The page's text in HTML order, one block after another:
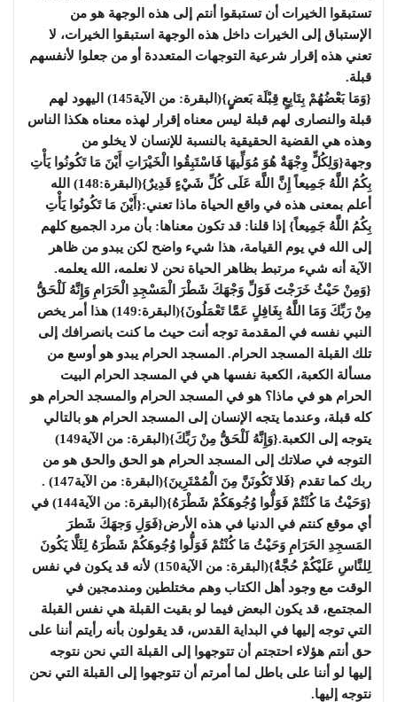
تستبقوا الخيرات أن تستبقوا أنتم إلى هذه الوجهة هو من
الإستباق إلى الخيرات داخل هذه الوجهة استبقوا الخيرات، لا
تعني هذه إقرار شرعية التوجهات المتعددة أو من جعلوا لأنفسهم
قبلة.
{وَمَا بَعْضُهُمْ بِتَابِعٍ قِبْلَة بَعضٍٍ}(البقرة: من الآية145) اليهود لهم
قبلة والنصارى لهم قبلة ليس معناه إقرار لهذه معناه هكذا الناس
وهذه هي القضية الحقيقية بالنسبة للإنسان لا يخلو من
وجهة{وَلِكُلٍّ وِجْهَةٌ هُوَ مُوَلِّيهَا فَاسْتَبِقُوا الْخَيْرَاتِ أَيْنَ مَا تَكُونُوا يَأْتِ
بِكُمُ اللَّهُ جَمِيعاً إِنَّ اللَّهَ عَلَى كُلِّ شَيْءٍ قَدِيرٌ}(البقرة:148) الله
أعلم بمعنى هذه في واقع الحياة ماذا تعني:{أَيْنَ مَا تَكُونُوا يَأْتِ
بِكُمُ اللَّهُ جَمِيعاً} إذا قلنا: قد تكون معناها: بأن مرد الجميع كلهم
إلى الله في يوم القيامة، هذا شيء واضح لكن يبدو من ظاهر
الآية أنه شيء مرتبط بظاهر الحياة نحن لا نعلمه، الله يعلمه.
{وَمِنْ حَيْثُ خَرَجْتَ فَوَلِّ وَجْهَكَ شَطْرَ الْمَسْجِدِ الْحَرَامِ وَإِنَّهُ لَلْحَقُّ
مِنْ رَبِّكَ وَمَا اللَّهُ بِغَافِلٍ عَمَّا تَعْمَلُونَ}(البقرة:149) هذا أمر يخص
النبي نفسه في المقدمة توجه أنت حيث ما كنت بانصرافك إلى
تلك القبلة المسجد الحرام. المسجد الحرام يبدو هو أوسع من
مسألة الكعبة، الكعبة نفسها هي في المسجد الحرام البيت
الحرام هو في ماذا؟ هو في المسجد الحرام والمسجد الحرام هو
كله قبلة، وعندما يتجه الإنسان إلى المسجد الحرام هو بالتالي
يتوجه إلى الكعبة.{وَإِنَّهُ لَلْحَقُّ مِنْ رَبِّكَ}(البقرة: من الآية149)
التوجه في صلاتك إلى المسجد الحرام هو الحق والحق هو من
ربك كما تقدم {فَلا تَكُونَنَّ مِنَ الْمُمْتَرِينَ}(البقرة: من الآية147) .
{وَحَيْثُ مَا كُنْتُمْ فَوَلُّوا وُجُوهَكُمْ شَطْرَهُ}(البقرة: من الآية144) في
أي موقع كنتم في الدنيا في هذه الأرض{فَوَلِ وَجهَكَ شَطرَ
المَسجِدِ الحَرَامِ وَحَيْثُ مَا كُنْتُمْ فَوَلُّوا وُجُوهَكُمْ شَطْرَهُ لِئَلَّا يَكُونَ
لِلنَّاسِ عَلَيْكُمْ حُجَّةٌ}(البقرة: من الآية150) لأنه قد يكون في نفس
الوقت مع وجود أهل الكتاب وهم مختلطين ومندمجين في
المجتمع، قد يكون البعض فيما لو بقيت القبلة هي نفس القبلة
التي توجه إليها في البداية القدس، قد يقولون بأنه رأيتم أننا على
حق أنتم هؤلاء احتجتم أن تتوجهوا إلى القبلة التي نحن نتوجه
إليها لو أننا على باطل لما أمرتم أن تتوجهوا إلى القبلة التي نحن
نتوجه إليها.